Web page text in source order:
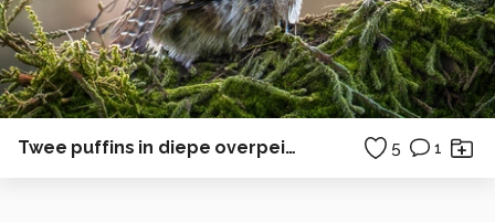
Twee puffins in diepe overpeinzing 5 1